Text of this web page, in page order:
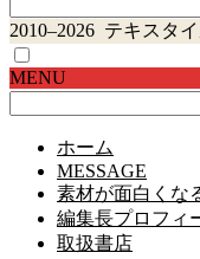
2010–2026 テキスタ
MENU
ホーム
MESSAGE
素材が面白くな
編集長プロフィ
取扱書店